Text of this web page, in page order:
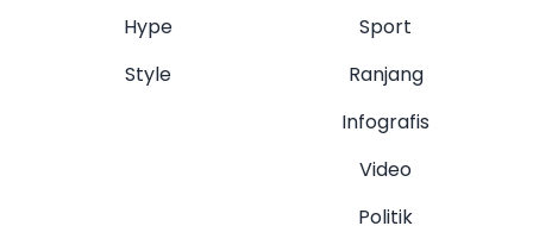
Hype
Style
Sport
Ranjang
Infografis
Video
Politik